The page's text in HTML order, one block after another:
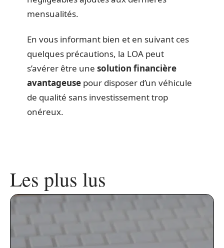
mensualités.
En vous informant bien et en suivant ces
quelques précautions, la LOA peut
s’avérer être une solution financière
avantageuse pour disposer d’un véhicule
de qualité sans investissement trop
onéreux.
Les plus lus